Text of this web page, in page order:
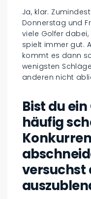
Ja, klar.
Donnerstag und
viele Golfer
spielt immer gut.
kommt es dann
wenigsten
anderen nicht
Bist du
häufig
versuchst